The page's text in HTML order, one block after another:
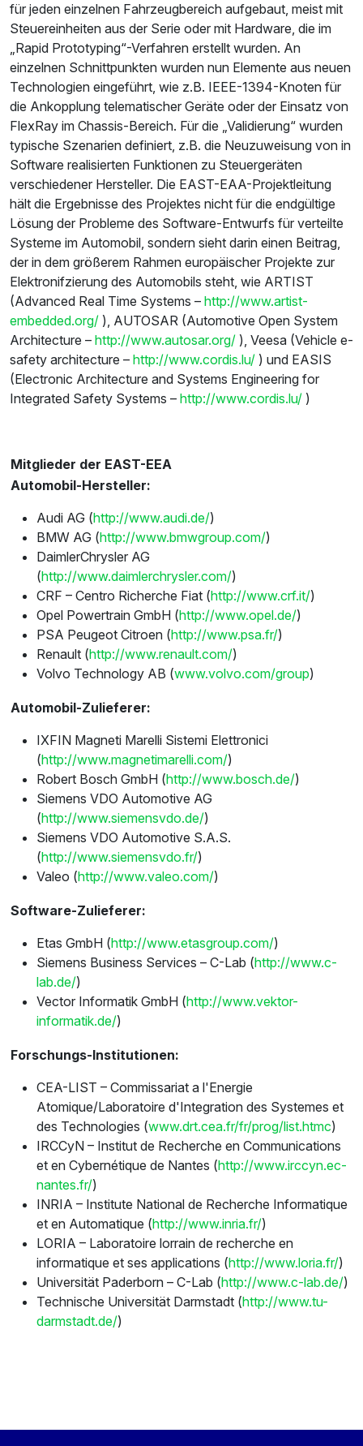
für jeden einzelnen Fahrzeugbereich aufgebaut, meist mit
Steuereinheiten aus der Serie oder mit Hardware, die im
„Rapid Prototyping“-Verfahren erstellt wurden. An
einzelnen Schnittpunkten wurden nun Elemente aus neuen
Technologien eingeführt, wie z.B. IEEE-1394-Knoten für
die Ankopplung telematischer Geräte oder der Einsatz von
FlexRay im Chassis-Bereich. Für die „Validierung“ wurden
typische Szenarien definiert, z.B. die Neuzuweisung von in
Software realisierten Funktionen zu Steuergeräten
verschiedener Hersteller. Die EAST-EAA-Projektleitung
hält die Ergebnisse des Projektes nicht für die endgültige
Lösung der Probleme des Software-Entwurfs für verteilte
Systeme im Automobil, sondern sieht darin einen Beitrag,
der in dem größerem Rahmen europäischer Projekte zur
Elektronifzierung des Automobils steht, wie ARTIST
(Advanced Real Time Systems – http://www.artist-
embedded.org/ ), AUTOSAR (Automotive Open System
Architecture – http://www.autosar.org/ ), Veesa (Vehicle e-
safety architecture – http://www.cordis.lu/ ) und EASIS
(Electronic Architecture and Systems Engineering for
Integrated Safety Systems – http://www.cordis.lu/ )
Mitglieder der EAST-EEA
Automobil-Hersteller:
Audi AG (http://www.audi.de/)
BMW AG (http://www.bmwgroup.com/)
DaimlerChrysler AG
(http://www.daimlerchrysler.com/)
CRF – Centro Richerche Fiat (http://www.crf.it/)
Opel Powertrain GmbH (http://www.opel.de/)
PSA Peugeot Citroen (http://www.psa.fr/)
Renault (http://www.renault.com/)
Volvo Technology AB (www.volvo.com/group)
Automobil-Zulieferer:
IXFIN Magneti Marelli Sistemi Elettronici
(http://www.magnetimarelli.com/)
Robert Bosch GmbH (http://www.bosch.de/)
Siemens VDO Automotive AG
(http://www.siemensvdo.de/)
Siemens VDO Automotive S.A.S.
(http://www.siemensvdo.fr/)
Valeo (http://www.valeo.com/)
Software-Zulieferer:
Etas GmbH (http://www.etasgroup.com/)
Siemens Business Services – C-Lab (http://www.c-
lab.de/)
Vector Informatik GmbH (http://www.vektor-
informatik.de/)
Forschungs-Institutionen:
CEA-LIST – Commissariat a l'Energie
Atomique/Laboratoire d'Integration des Systemes et
des Technologies (www.drt.cea.fr/fr/prog/list.htmc)
IRCCyN – Institut de Recherche en Communications
et en Cybernétique de Nantes (http://www.irccyn.ec-
nantes.fr/)
INRIA – Institute National de Recherche Informatique
et en Automatique (http://www.inria.fr/)
LORIA – Laboratoire lorrain de recherche en
informatique et ses applications (http://www.loria.fr/)
Universität Paderborn – C-Lab (http://www.c-lab.de/)
Technische Universität Darmstadt (http://www.tu-
darmstadt.de/)